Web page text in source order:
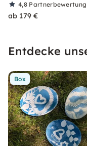
4,8 Partnerbewertung
ab 179 €
Entdecke
Box